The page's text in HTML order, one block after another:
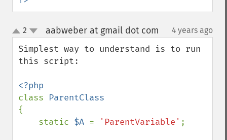
up
down
2 aabweber at gmail dot com 4 years ago
Simplest way to understand is to run
this script:
class
{
    static
$A = 'ParentVariable' ;